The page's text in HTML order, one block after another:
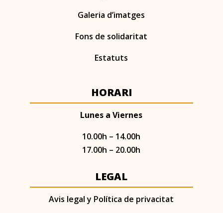
Galeria d’imatges
Fons de solidaritat
Estatuts
HORARI
Lunes a Viernes
10.00h – 14.00h
17.00h – 20.00h
LEGAL
Avis legal y Política de privacitat